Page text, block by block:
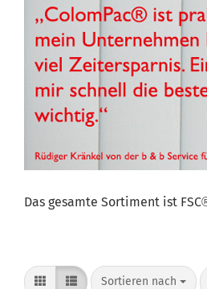
Das gesamte Sortiment ist FSC
Sortieren nach